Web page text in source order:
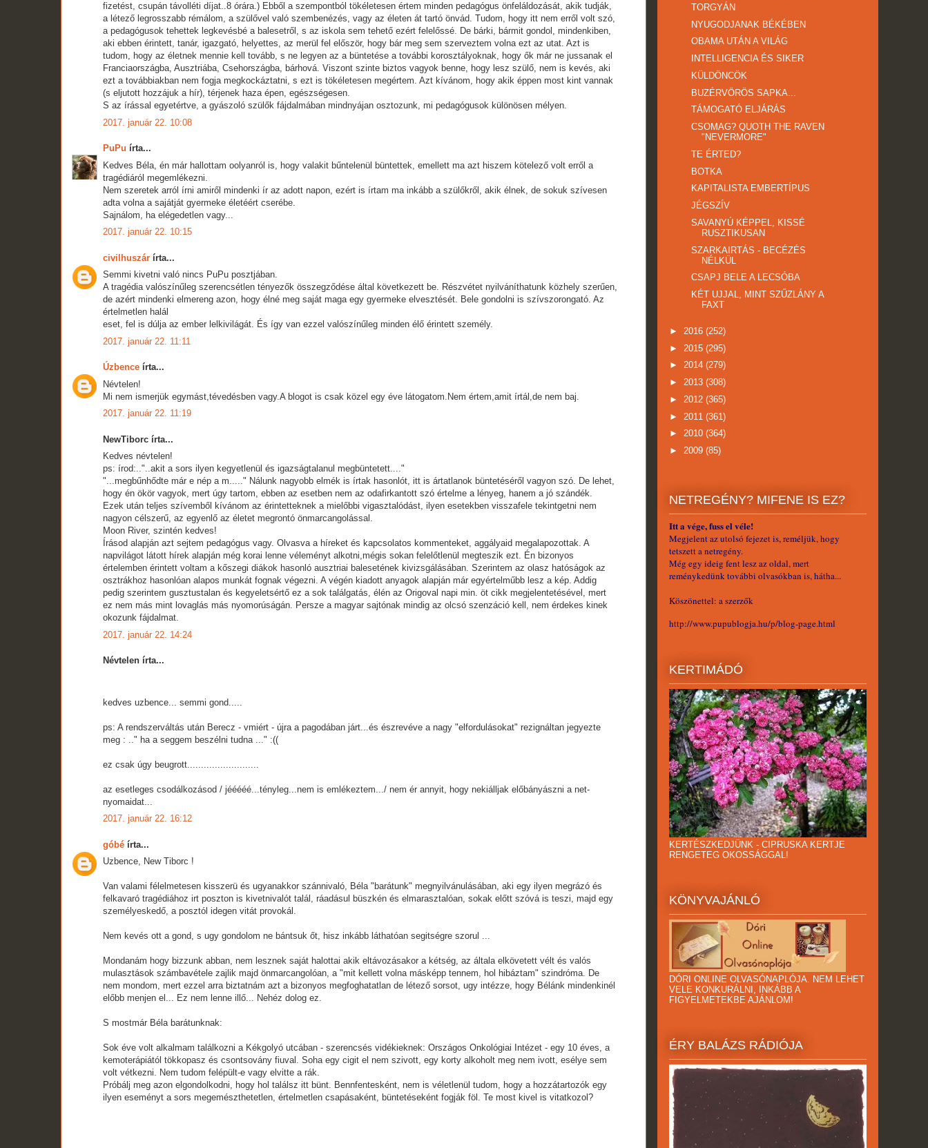
fizetést, csupán távolléti díjat..8 órára.) Ebből a szempontból tökéletesen értem minden pedagógus önfeláldozását, akik tudják,
a létező legrosszabb rémálom, a szülővel való szembenézés, vagy az életen át tartó önvád. Tudom, hogy itt nem erről volt szó,
a pedagógusok tehettek legkevésbé a balesetről, s az iskola sem tehető ezért felelőssé. De bárki, bármit gondol, mindenkiben,
aki ebben érintett, tanár, igazgató, helyettes, az merül fel először, hogy bár meg sem szerveztem volna ezt az utat. Azt is
tudom, hogy az életnek mennie kell tovább, s ne legyen az a büntetése a további korosztályoknak, hogy ők már ne jussanak el
Franciaországba, Ausztriába, Csehországba, bárhová. Viszont szinte biztos vagyok benne, hogy lesz szülő, nem is kevés, aki
ezt a továbbiakban nem fogja megkockáztatni, s ezt is tökéletesen megértem. Azt kívánom, hogy akik éppen most kint vannak
(s eljutott hozzájuk a hír), térjenek haza épen, egészségesen.
S az írással egyetértve, a gyászoló szülők fájdalmában mindnyájan osztozunk, mi pedagógusok különösen mélyen.
2017. január 22. 10:08
PuPu írta...
Kedves Béla, én már hallottam oolyanról is, hogy valakit bűntelenül büntettek, emellett ma azt hiszem kötelező volt erről a
tragédiáról megemlékezni.
Nem szeretek arról írni amiről mindenki ír az adott napon, ezért is írtam ma inkább a szülőkről, akik élnek, de sokuk szívesen
adta volna a sajátját gyermeke életéért cserébe.
Sajnálom, ha elégedetlen vagy...
2017. január 22. 10:15
civilhuszár írta...
Semmi kivetni való nincs PuPu posztjában.
A tragédia valószínűleg szerencsétlen tényezők összegződése által következett be. Részvétet nyilváníthatunk közhely szerűen,
de azért mindenki elmereng azon, hogy élné meg saját maga egy gyermeke elvesztését. Bele gondolni is szívszorongató. Az
értelmetlen halál
eset, fel is dúlja az ember lelkivilágát. És így van ezzel valószínűleg minden élő érintett személy.
2017. január 22. 11:11
Úzbence írta...
Névtelen!
Mi nem ismerjük egymást,tévedésben vagy.A blogot is csak közel egy éve látogatom.Nem értem,amit írtál,de nem baj.
2017. január 22. 11:19
NewTiborc írta...
Kedves névtelen!
ps: írod:.."..akit a sors ilyen kegyetlenül és igazságtalanul megbüntetett...."
"...megbűnhődte már e nép a m....." Nálunk nagyobb elmék is írtak hasonlót, itt is ártatlanok büntetéséről vagyon szó. De lehet,
hogy én ökör vagyok, mert úgy tartom, ebben az esetben nem az odafirkantott szó értelme a lényeg, hanem a jó szándék.
Ezek után teljes szívemből kívánom az érintetteknek a mielőbbi vigasztalódást, ilyen esetekben visszafele tekintgetni nem
nagyon célszerű, az egyenlő az életet megrontó önmarcangolással.
Moon River, szintén kedves!
Írásod alapján azt sejtem pedagógus vagy. Olvasva a híreket és kapcsolatos kommenteket, aggályaid megalapozottak. A
napvilágot látott hírek alapján még korai lenne véleményt alkotni,mégis sokan felelőtlenül megteszik ezt. Én bizonyos
értelemben érintett voltam a kőszegi diákok hasonló ausztriai balesetének kivizsgálásában. Szerintem az olasz hatóságok az
osztrákhoz hasonlóan alapos munkát fognak végezni. A végén kiadott anyagok alapján már egyértelműbb lesz a kép. Addig
pedig szerintem gusztustalan és kegyeletsértő ez a sok találgatás, élén az Origoval napi min. öt cikk megjelentetésével, mert
ez nem más mint lovaglás más nyomorúságán. Persze a magyar sajtónak mindig az olcsó szenzáció kell, nem érdekes kinek
okozunk fájdalmat.
2017. január 22. 14:24
Névtelen írta...
kedves uzbence... semmi gond.....
ps: A rendszerváltás után Berecz - vmiért - újra a pagodában járt...és észrevéve a nagy "elfordulásokat" rezignáltan jegyezte
meg : .." ha a seggem beszélni tudna ..." :((
ez csak úgy beugrott..........................
az esetleges csodálkozásod / jééééé...tényleg...nem is emlékeztem.../ nem ér annyit, hogy nekiálljak előbányászni a net-
nyomaidat...
2017. január 22. 16:12
góbé írta...
Uzbence, New Tiborc !
Van valami félelmetesen kisszerü és ugyanakkor szánnivaló, Béla "barátunk" megnyilvánulásában, aki egy ilyen megrázó és
felkavaró tragédiához irt poszton is kivetnivalót talál, ráadásul büszkén és elmarasztalóan, sokak előtt szóvá is teszi, majd egy
személyeskedő, a posztól idegen vitát provokál.
Nem kevés ott a gond, s ugy gondolom ne bántsuk őt, hisz inkább láthatóan segitségre szorul ...
Mondanám hogy bizzunk abban, nem lesznek saját halottai akik eltávozásakor a kétség, az általa elkövetett vélt és valós
mulasztások számbavétele zajlik majd önmarcangolóan, a "mit kellett volna másképp tennem, hol hibáztam" szindróma. De
nem mondom, mert ezzel arra biztatnám azt a bizonyos megfoghatatlan de létező sorsot, ugy intézze, hogy Bélánk mindenkinél
előbb menjen el... Ez nem lenne illő... Nehéz dolog ez.
S mostmár Béla barátunknak:
Sok éve volt alkalmam találkozni a Kékgolyó utcában - szerencsés vidékieknek: Országos Onkológiai Intézet - egy 10 éves, a
kemoterápiától tökkopasz és csontsovány fiuval. Soha egy cigit el nem szivott, egy korty alkoholt meg nem ivott, esélye sem
volt vétkezni. Nem tudom felépült-e vagy elvitte a rák.
Próbálj meg azon elgondolkodni, hogy hol találsz itt bünt. Bennfentesként, nem is véletlenül tudom, hogy a hozzátartozók egy
ilyen eseményt a sors megemészthetetlen, értelmetlen csapásaként, büntetéseként fogják föl. Te most kivel is vitatkozol?
TORGYÁN
NYUGODJANAK BÉKÉBEN
OBAMA UTÁN A VILÁG
INTELLIGENCIA ÉS SIKER
KÜLDÖNCÖK
BUZÉRVÖRÖS SAPKA...
TÁMOGATÓ ELJÁRÁS
CSOMAG? QUOTH THE RAVEN
"NEVERMORE"
TE ÉRTED?
BOTKA
KAPITALISTA EMBERTÍPUS
JÉGSZÍV
SAVANYÚ KÉPPEL, KISSÉ
RUSZTIKUSAN
SZARKAIRTÁS - BECÉZÉS
NÉLKÜL
CSAPJ BELE A LECSÓBA
KÉT UJJAL, MINT SZŰZLÁNY A
FAXT
► 2016 (252)
► 2015 (295)
► 2014 (279)
► 2013 (308)
► 2012 (365)
► 2011 (361)
► 2010 (364)
► 2009 (85)
NETREGÉNY? MIFENE IS EZ?
Itt a vége, fuss el véle!
Megjelent az utolsó fejezet is, reméljük, hogy
tetszett a netregény.
Még egy ideig fent lesz az oldal, mert
reménykedünk további olvasókban is, hátha...
Köszönettel: a szerzők
http://www.pupublogja.hu/p/blog-page.html
KERTIMÁDÓ
KERTÉSZKEDJÜNK - CIPRUSKA KERTJE
RENGETEG OKOSSÁGGAL!
KÖNYVAJÁNLÓ
DÓRI ONLINE OLVASÓNAPLÓJA. NEM LEHET
VELE KONKURÁLNI, INKÁBB A
FIGYELMETEKBE AJÁNLOM!
ÉRY BALÁZS RÁDIÓJA